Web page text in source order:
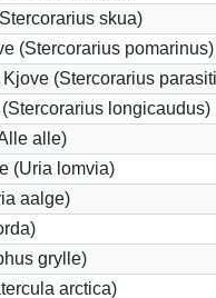
skua)
(Stercorarius pomarinus)
(Stercorarius
longicaudus)
alle)
(Uria lomvia)
aalge)
grylle)
arctica)